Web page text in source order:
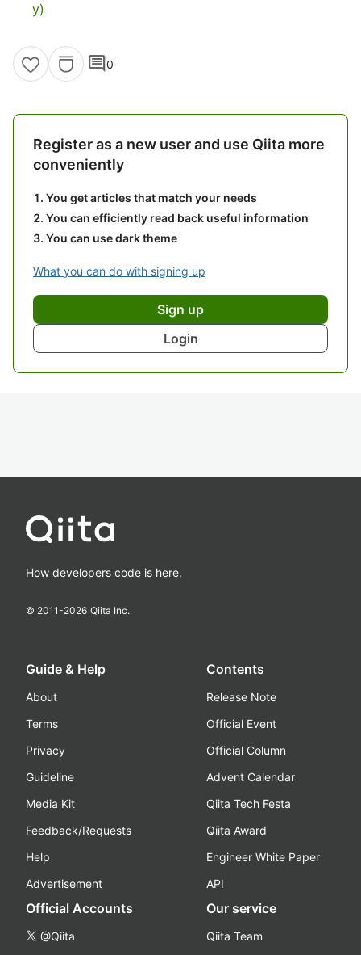
y)
comment0
Register as a new user and use Qiita more
conveniently
You get articles that match your needs
You can efficiently read back useful information
You can use dark theme
What you can do with signing up
Sign up
Login
How developers code is here.
© 2011-2026 Qiita Inc.
Guide & Help
About
Terms
Privacy
Guideline
Media Kit
Feedback/Requests
Help
Advertisement
Contents
Release Note
Official Event
Official Column
Advent Calendar
Qiita Tech Festa
Qiita Award
Engineer White Paper
API
Official Accounts
@Qiita
Our service
Qiita Team